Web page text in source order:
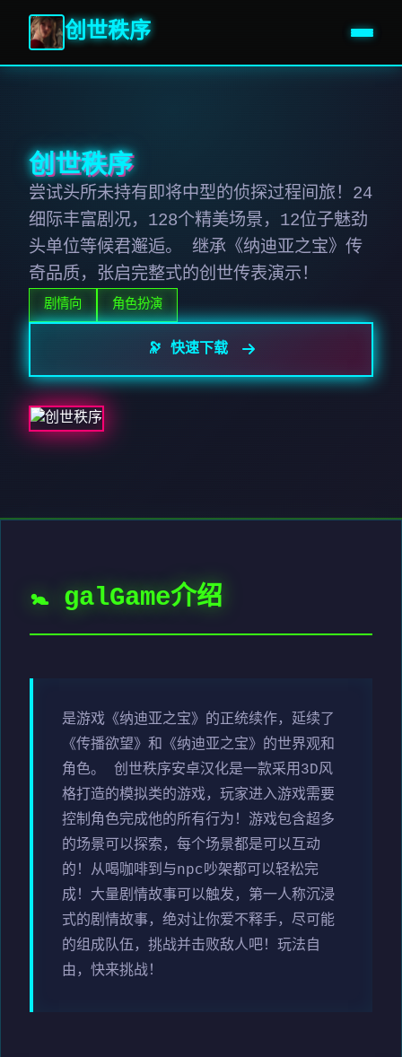
创世秩序
创世秩序
尝试头所未持有即将中型的侦探过程间旅！24
细际丰富剧况，128个精美场景，12位子魅劲
头单位等候君邂逅。 继承《纳迪亚之宝》传
奇品质，张启完整式的创世传表演示！
剧情向 角色扮演
🔭 快速下载
🚼 galGame介绍
是游戏《纳迪亚之宝》的正统续作，延续了
《传播欲望》和《纳迪亚之宝》的世界观和
角色。 创世秩序安卓汉化是一款采用3D风
格打造的模拟类的游戏，玩家进入游戏需要
控制角色完成他的所有行为！游戏包含超多
的场景可以探索，每个场景都是可以互动
的！从喝咖啡到与npc吵架都可以轻松完
成！大量剧情故事可以触发，第一人称沉浸
式的剧情故事，绝对让你爱不释手，尽可能
的组成队伍，挑战并击败敌人吧！玩法自
由，快来挑战！